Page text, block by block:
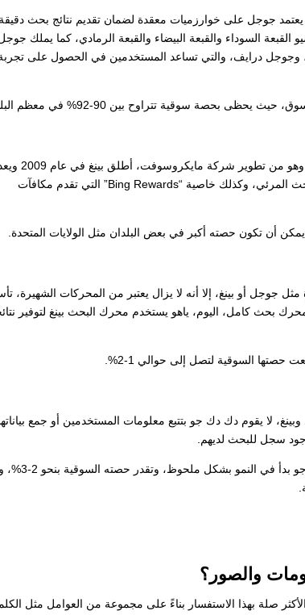
جوجل على خوارزميات معقدة لضمان تقديم نتائج بحث
السوداء والقبعة البيضاء والقبعة الرمادي، كما يملك
وجوجل درايف، والتي تساعد المستخدمين في الحصول على
سوقية تتراوح بين 90-92% في معظم البلدان.
ومن محركات بحث غير قوقل بينغ، يعتبر من أِشهر
قويًا لجوجل، يقدم بينغ العديد من الخصائص مثل البحث الصوتي والبحث المرئي، وكذلك خاصية “Bing Rewards” التي تقدم مكافآت
جوجل أو بينغ، إلا أنه لا يزال يعتبر من المحركات الشهيرة،
أن يصبح محرك بحث كامل، اليوم، ياهو يستخدم محرك البحث بينغ لتوفير
السوقية لتصل إلى حوالي 1-2%.
يقوم دك دك جو بتتبع معلومات المستخدمين أو جمع
سجل للبحث لديهم.
رغم عدم منافسته للجوجل من حيث الحصة السوقية، إلا
والصور؟
صلة بهذا الاستفسار بناءً على مجموعة من العوامل مثل